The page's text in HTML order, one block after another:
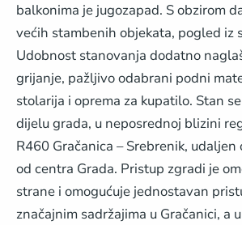
balkonima je jugozapad. S obzirom
većih stambenih objekata, pogled iz
Udobnost stanovanja dodatno
grijanje, pažljivo odabrani podni
stolarija i oprema za kupatilo. Stan
dijelu grada, u neposrednoj blizini
R460 Gračanica – Srebrenik, udaljen
od centra Grada. Pristup zgradi je
strane i omogućuje jednostavan
značajnim sadržajima u Gračanici, a